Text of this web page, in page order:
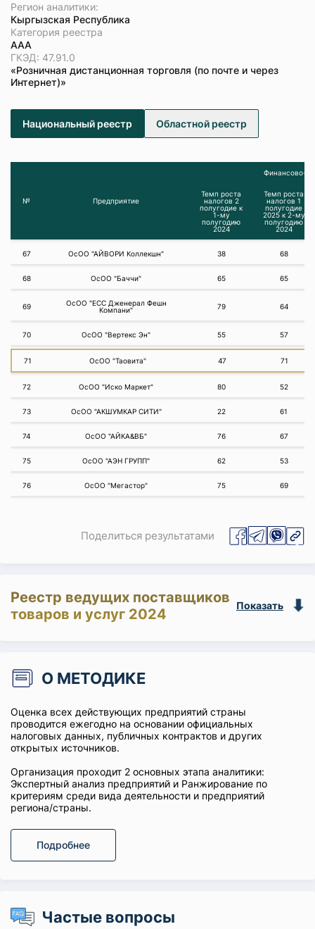
Регион аналитики:
Кыргызская Республика
Категория реестра
ААА
ГКЭД: 47.91.0
«Розничная дистанционная торговля (по почте и через
Интернет)»
Национальный реестр Областной реестр
№ Предприятие
Финансово-
Темп роста
налогов 2
полугодие к
1-му
полугодию
2024
Темп роста
налогов 1
полугодие
2025 к 2-му
полугодию
2024
67 ОсОО "АЙВОРИ Коллекшн" 38 68
68 ОсОО "Баччи" 65 65
69
ОсОО "ЕСС Дженерал Фешн
Компани"
79 64
70 ОсОО "Вертекс Эн" 55 57
71 ОсОО "Таовита" 47 71
72 ОсОО "Иско Маркет" 80 52
73 ОсОО "АКШУМКАР СИТИ" 22 61
74 ОсОО "АЙКА&ВБ" 76 67
75 ОсОО "АЭН ГРУПП" 62 53
76 ОсОО "Мегастор" 75 69
Поделиться результатами
Реестр ведущих поставщиков
товаров и услуг 2024
Показать
О МЕТОДИКЕ
Оценка всех действующих предприятий страны
проводится ежегодно на основании официальных
налоговых данных, публичных контрактов и других
открытых источников.
Организация проходит 2 основных этапа аналитики:
Экспертный анализ предприятий и Ранжирование по
критериям среди вида деятельности и предприятий
региона/страны.
Подробнее
Частые вопросы